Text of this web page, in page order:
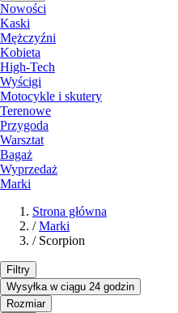
Nowości
Kaski
Mężczyźni
Kobieta
High-Tech
Wyścigi
Motocykle i skutery
Terenowe
Przygoda
Warsztat
Bagaż
Wyprzedaż
Marki
Strona główna
/ Marki
/ Scorpion
Filtry
Wysyłka w ciągu 24 godzin
Rozmiar